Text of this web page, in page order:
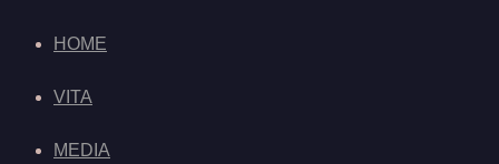
HOME
VITA
MEDIA